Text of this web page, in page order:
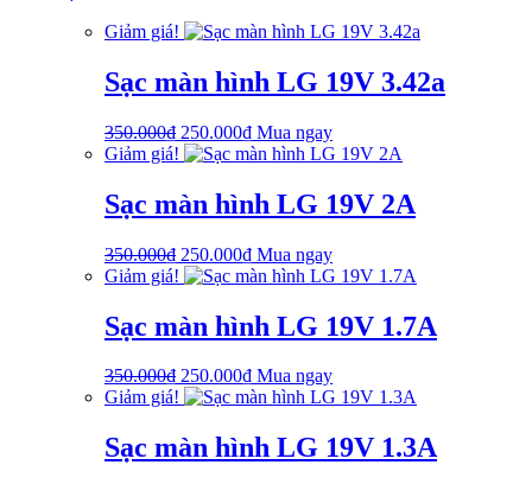
750.000₫.là:
Giảm giá!
Sạc màn hình LG 19V 3.42a
350.000₫ Giá
gốc
350.000₫.
250.000₫Giá
hiện
là:
250.000₫.
Mua ngay
Giảm giá!
Sạc màn hình LG 19V 2A
350.000₫ Giá
gốc
350.000₫.
250.000₫Giá
hiện
là:
250.000₫.
Mua ngay
Giảm giá!
Sạc màn hình LG 19V 1.7A
350.000₫ Giá
gốc
350.000₫.
250.000₫Giá
hiện
là:
250.000₫.
Mua ngay
Giảm giá!
Sạc màn hình LG 19V 1.3A